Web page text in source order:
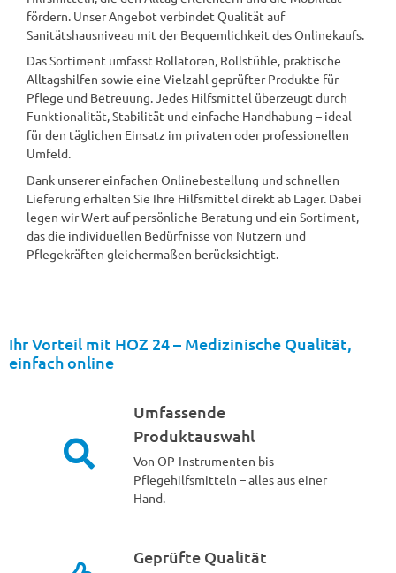
fördern. Unser Angebot verbindet Qualität auf
Sanitätshausniveau mit der Bequemlichkeit des Onlinekaufs.
Das Sortiment umfasst Rollatoren, Rollstühle, praktische
Alltagshilfen sowie eine Vielzahl geprüfter Produkte für
Pflege und Betreuung. Jedes Hilfsmittel überzeugt durch
Funktionalität, Stabilität und einfache Handhabung – ideal
für den täglichen Einsatz im privaten oder professionellen
Umfeld.
Dank unserer einfachen Onlinebestellung und schnellen
Lieferung erhalten Sie Ihre Hilfsmittel direkt ab Lager. Dabei
legen wir Wert auf persönliche Beratung und ein Sortiment,
das die individuellen Bedürfnisse von Nutzern und
Pflegekräften gleichermaßen berücksichtigt.
Ihr Vorteil mit HOZ 24 – Medizinische Qualität,
einfach online
Umfassende
Produktauswahl
Von OP-Instrumenten bis
Pflegehilfsmitteln – alles aus einer
Hand.
Geprüfte Qualität